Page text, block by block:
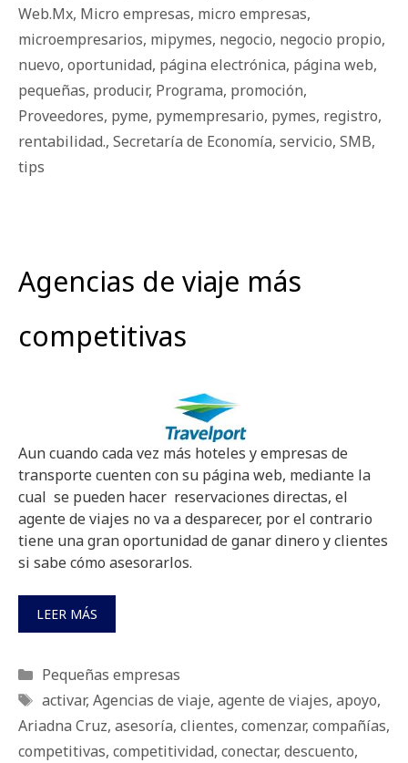
Web.Mx, Micro empresas, micro empresas,
microempresarios, mipymes, negocio, negocio propio,
nuevo, oportunidad, página electrónica, página web,
pequeñas, producir, Programa, promoción,
Proveedores, pyme, pymempresario, pymes, registro,
rentabilidad., Secretaría de Economía, servicio, SMB,
tips
Agencias de viaje más
competitivas
Aun cuando cada vez más hoteles y empresas de
transporte cuenten con su página web, mediante la
cual se pueden hacer reservaciones directas, el
agente de viajes no va a desparecer, por el contrario
tiene una gran oportunidad de ganar dinero y clientes
si sabe cómo asesorarlos.
LEER MÁS
Categorías
Pequeñas empresas
Etiquetas
activar, Agencias de viaje, agente de viajes, apoyo,
Ariadna Cruz, asesoría, clientes, comenzar, compañías,
competitivas, competitividad, conectar, descuento,